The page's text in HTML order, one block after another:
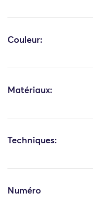
Couleur:
Matériaux:
Techniques:
Numéro